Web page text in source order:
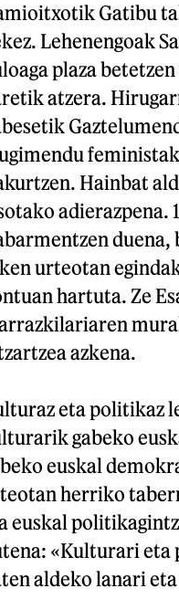
Gatibu
Lehenengoak
plaza
atzera.
Hainbat
duena,
urteotan
hartuta. Ze
azkena.
eta politikaz
gabeko
euskal
herriko
euskal
«Kulturari eta
aldeko lanari